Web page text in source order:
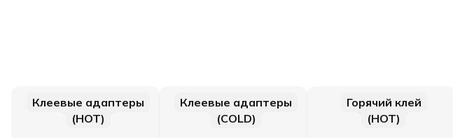
Клеевые адаптеры
(HOT)
Клеевые адаптеры
(COLD)
Горячий клей
(HOT)